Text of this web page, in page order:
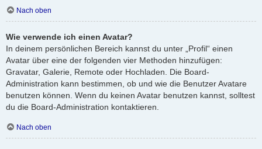
Nach oben
Wie verwende ich einen Avatar?
In deinem persönlichen Bereich kannst du unter „Profil“ einen
Avatar über eine der folgenden vier Methoden hinzufügen:
Gravatar, Galerie, Remote oder Hochladen. Die Board-
Administration kann bestimmen, ob und wie die Benutzer Avatare
benutzen können. Wenn du keinen Avatar benutzen kannst, solltest
du die Board-Administration kontaktieren.
Nach oben